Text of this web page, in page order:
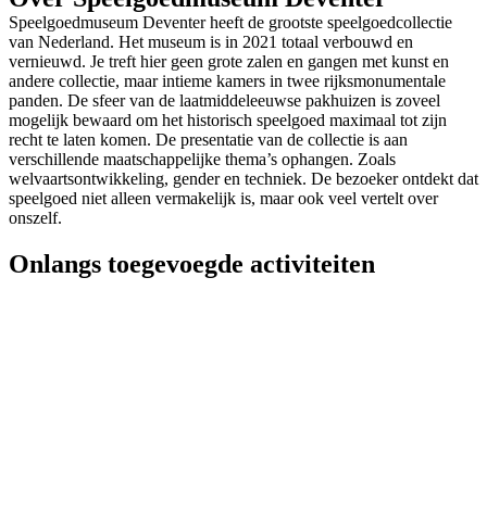
Speelgoedmuseum Deventer heeft de grootste speelgoedcollectie
van Nederland. Het museum is in 2021 totaal verbouwd en
vernieuwd. Je treft hier geen grote zalen en gangen met kunst en
andere collectie, maar intieme kamers in twee rijksmonumentale
panden. De sfeer van de laatmiddeleeuwse pakhuizen is zoveel
mogelijk bewaard om het historisch speelgoed maximaal tot zijn
recht te laten komen. De presentatie van de collectie is aan
verschillende maatschappelijke thema’s ophangen. Zoals
welvaartsontwikkeling, gender en techniek. De bezoeker ontdekt dat
speelgoed niet alleen vermakelijk is, maar ook veel vertelt over
onszelf.
Onlangs toegevoegde activiteiten